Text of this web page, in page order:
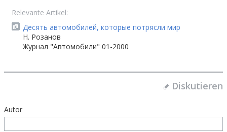
Relevante Artikel:
Десять автомобилей, которые потрясли мир
Н. Розанов
Журнал "Автомобили" 01-2000
Diskutieren
Autor